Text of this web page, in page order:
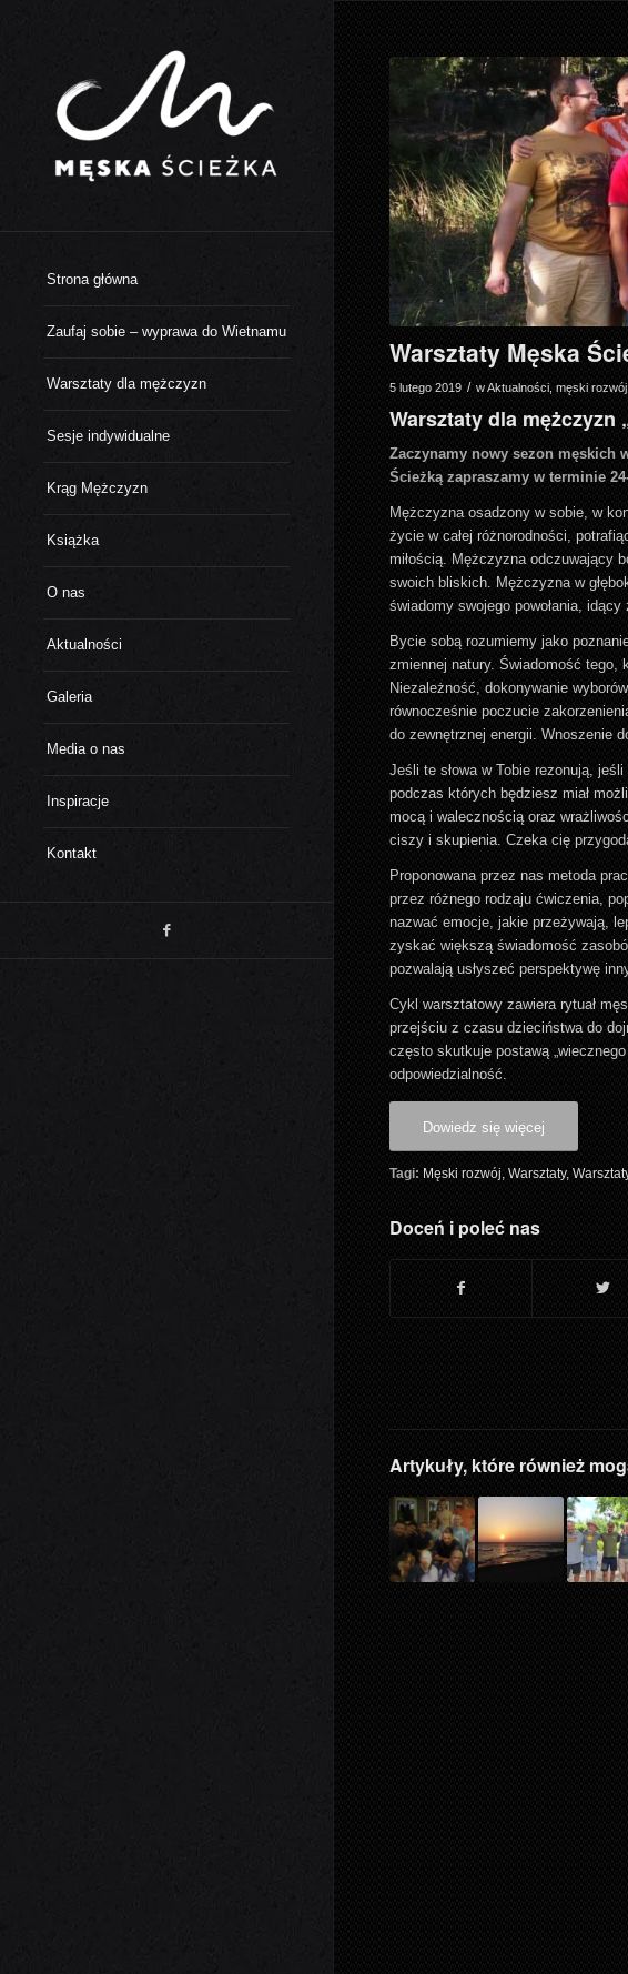
Strona główna
Zaufaj sobie – wyprawa do Wietnamu
Warsztaty dla mężczyzn
Sesje indywidualne
Krąg Mężczyzn
Książka
O nas
Aktualności
Galeria
Media o nas
Inspiracje
Kontakt
Warsztaty Męska
5 lutego 2019 / wAktualności męski rozwój
Warsztaty dla mężczyzn
Zaczynamy nowy sezon męskich
Ścieżką zapraszamy w terminie
Mężczyzna osadzony w sobie, w
życie w całej różnorodności,
miłością. Mężczyzna odczuwający
swoich bliskich. Mężczyzna w
świadomy swojego powołania, idący
Bycie sobą rozumiemy jako
zmiennej natury. Świadomość tego,
Niezależność, dokonywanie
równocześnie poczucie
do zewnętrznej energii. Wnoszenie
Jeśli te słowa w Tobie rezonują,
podczas których będziesz miał
mocą i walecznością oraz
ciszy i skupienia. Czeka cię
Proponowana przez nas metoda
przez różnego rodzaju ćwiczenia,
nazwać emocje, jakie przeżywają,
zyskać większą świadomość
pozwalają usłyszeć perspektywę
Cykl warsztatowy zawiera rytuał
przejściu z czasu dzieciństwa do
często skutkuje postawą
odpowiedzialność.
Dowiedz się więcej
Tagi: Męski rozwój Warsztaty,
Doceń i poleć nas
Artykuły, które również